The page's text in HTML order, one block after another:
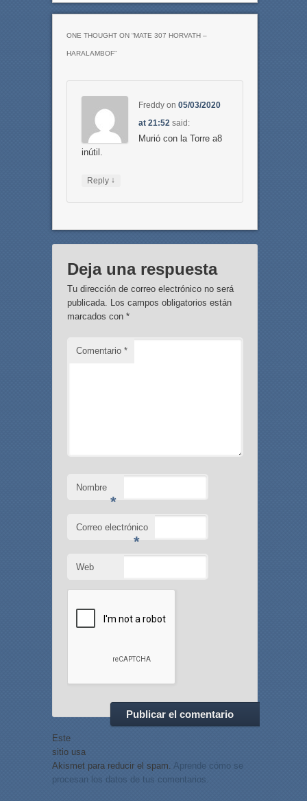
ONE THOUGHT ON “MATE 307 HORVATH –
HARALAMBOF”
Freddyon 05/03/2020
at 21:52 said:
Murió con la Torre a8
inútil.
Reply ↓
Deja una respuesta
Tu dirección de correo electrónico no será
publicada. Los campos obligatorios están
marcados con *
Comentario *
Nombre
*
Correo electrónico
*
Web
Este
sitio usa
Akismet para reducir el spam. Aprende cómo se
procesan los datos de tus comentarios.